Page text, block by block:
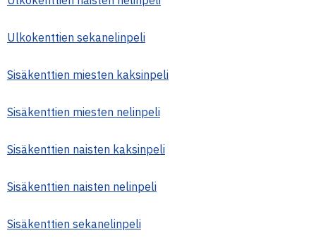
Ulkokenttien sekanelinpeli
Sisäkenttien miesten kaksinpeli
Sisäkenttien miesten nelinpeli
Sisäkenttien naisten kaksinpeli
Sisäkenttien naisten nelinpeli
Sisäkenttien sekanelinpeli